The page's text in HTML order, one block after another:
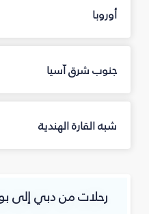
أوروبا
جنوب شرق آسيا
شبه القارة الهندية
رحلات من دبي إلى